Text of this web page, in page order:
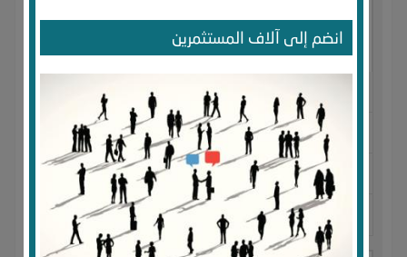
انضم إلى آلاف المستثمرين
الجنس : ذكر
لديـه :تسويق
المكان : السويد lund- Malmö
آخر ظهور: : منذ 2 سنوات